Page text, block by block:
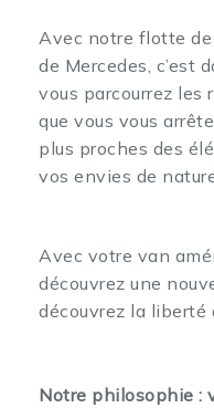
Avec notre flotte
de Mercedes, c’est
vous parcourrez les
que vous vous
plus proches des
vos envies de
Avec votre van
découvrez une
découvrez la liberté
Notre philosophie :